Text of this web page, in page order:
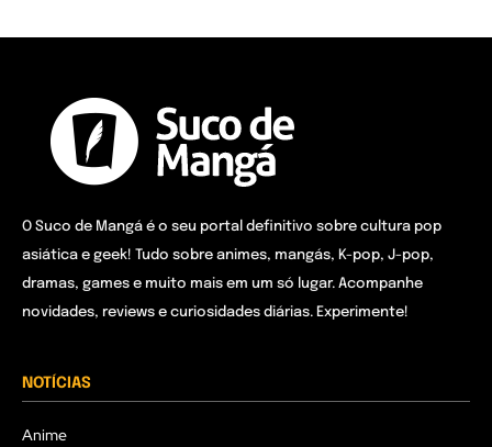
O Suco de Mangá é o seu portal definitivo sobre cultura pop
asiática e geek! Tudo sobre animes, mangás, K-pop, J-pop,
dramas, games e muito mais em um só lugar. Acompanhe
novidades, reviews e curiosidades diárias. Experimente!
NOTÍCIAS
Anime